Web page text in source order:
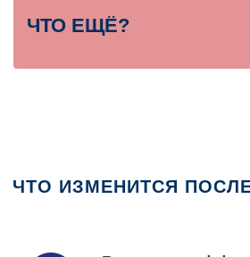
ЧТО ЕЩЁ?
ЧТО ИЗМЕНИТСЯ